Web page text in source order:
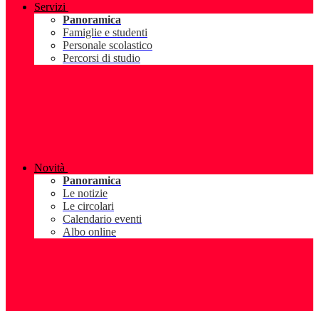
Servizi
Panoramica
Famiglie e studenti
Personale scolastico
Percorsi di studio
Novità
Panoramica
Le notizie
Le circolari
Calendario eventi
Albo online